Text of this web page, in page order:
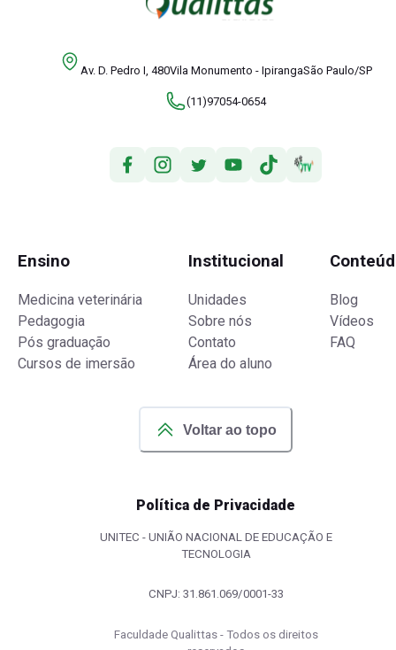
Av. D. Pedro I, 480Vila Monumento - IpirangaSão Paulo/SP
(11)97054-0654
Ensino
Medicina veterinária
Pedagogia
Pós graduação
Cursos de imersão
Institucional
Unidades
Sobre nós
Contato
Área do aluno
Blog
Vídeos
FAQ
Voltar ao topo
Política de Privacidade
UNITEC - UNIÃO NACIONAL DE EDUCAÇÃO E
TECNOLOGIA
CNPJ: 31.861.069/0001-33
Faculdade Qualittas - Todos os direitos